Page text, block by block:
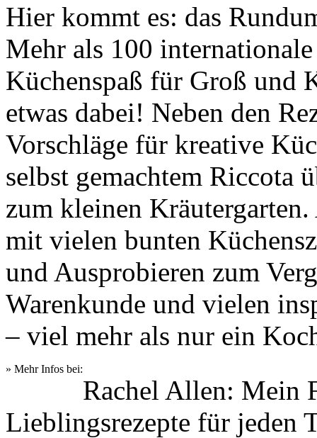
Hier kommt es: das
Mehr als 100
Küchenspaß für Groß und
etwas dabei! Neben den
Vorschläge für kreative
selbst gemachtem Riccota
zum kleinen
mit vielen bunten
und Ausprobieren zum
Warenkunde und vielen
– viel mehr als nur ein
» Mehr Infos bei:
Rachel Allen: Mein
Lieblingsrezepte für jeden